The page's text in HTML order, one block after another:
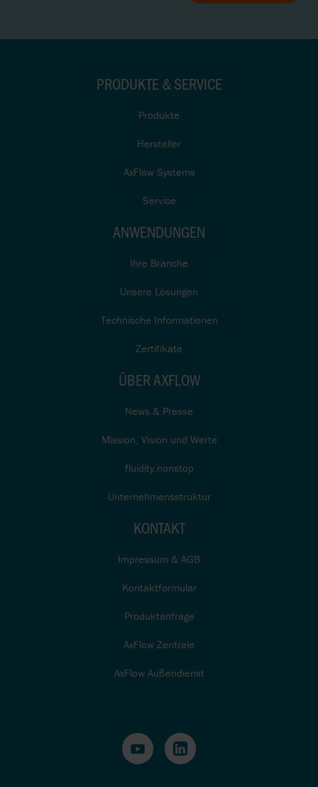
PRODUKTE & SERVICE
Produkte
Hersteller
AxFlow Systems
Service
ANWENDUNGEN
Ihre Branche
Unsere Lösungen
Technische Informationen
Zertifikate
ÜBER AXFLOW
News & Presse
Mission, Vision und Werte
fluidity.nonstop
Unternehmensstruktur
KONTAKT
Impressum & AGB
Kontaktformular
Produktanfrage
AxFlow Zentrale
AxFlow Außendienst